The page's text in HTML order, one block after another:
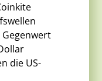
die US-